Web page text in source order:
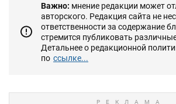
Важно: мнение редакции может
авторского. Редакция сайта не
ответственности за содержание
стремится публиковать
Детальнее о редакционной
по ссылке...